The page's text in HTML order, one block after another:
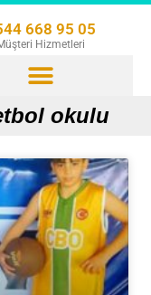
668 95 05
Hizmetleri
okulu